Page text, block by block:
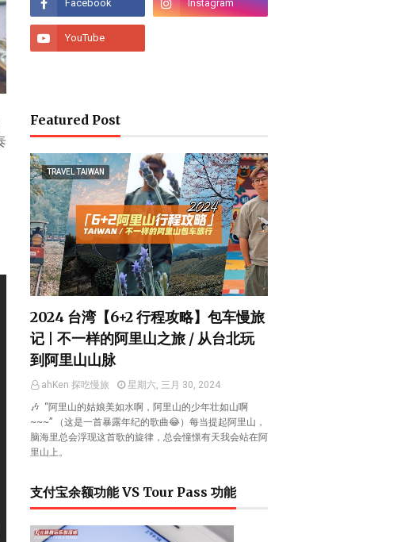
Featured Post
TRAVEL TAIWAN
2024 台湾【6+2 行程攻略】包车慢旅
记 | 不一样的阿里山之旅 / 从台北玩
到阿里山山脉
ahKen 探吃慢旅
星期六, 三月 30, 2024
🎶 “阿里山的姑娘美如水啊，阿里山的少年壮如山啊
~~~” （这是一首暴露年纪的歌曲😂）每当提起阿里山，
脑海里总会浮现这首歌的旋律，总会憧憬有天我会站在阿
里山上。
支付宝余额功能 VS Tour Pass 功能